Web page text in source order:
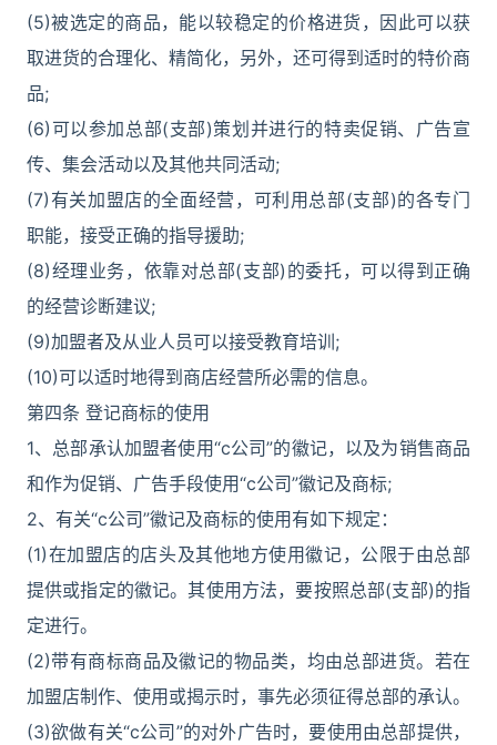
(5)被选定的商品，能以较稳定的价格进货，因此可以获
取进货的合理化、精简化，另外，还可得到适时的特价商
品;
(6)可以参加总部(支部)策划并进行的特卖促销、广告宣
传、集会活动以及其他共同活动;
(7)有关加盟店的全面经营，可利用总部(支部)的各专门
职能，接受正确的指导援助;
(8)经理业务，依靠对总部(支部)的委托，可以得到正确
的经营诊断建议;
(9)加盟者及从业人员可以接受教育培训;
(10)可以适时地得到商店经营所必需的信息。
第四条 登记商标的使用
1、总部承认加盟者使用“c公司”的徽记，以及为销售商品
和作为促销、广告手段使用“c公司”徽记及商标;
2、有关“c公司”徽记及商标的使用有如下规定：
(1)在加盟店的店头及其他地方使用徽记，公限于由总部
提供或指定的徽记。其使用方法，要按照总部(支部)的指
定进行。
(2)带有商标商品及徽记的物品类，均由总部进货。若在
加盟店制作、使用或揭示时，事先必须征得总部的承认。
(3)欲做有关“c公司”的对外广告时，要使用由总部提供，